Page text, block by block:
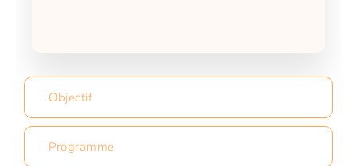
Objectif
Programme